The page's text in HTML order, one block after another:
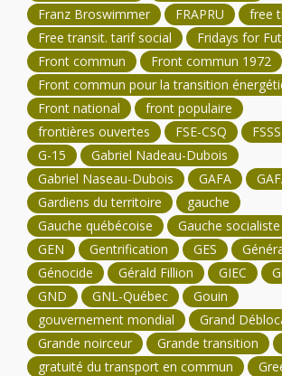
Franz Broswimmer
FRAPRU
free
Free transit. tarif social
Fridays for
Front commun
Front commun 1972
Front commun pour la transition
Front national
front populaire
frontières ouvertes
FSE-CSQ FSSS
G-15
Gabriel Nadeau-Dubois
Gabriel Naseau-Dubois
GAFA
Gardiens du territoire
gauche
Gauche québécoise
Gauche socialiste
GEN
Gentrification GES
Génocide
Gérald Fillion GIEC
GND
GNL-Québec
Gouin
gouvernement mondial
Grand
Grande noirceur
Grande transition
gratuité du transport en commun